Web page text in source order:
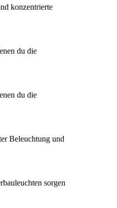
konzentrierte
du die
du die
Beleuchtung und
sorgen